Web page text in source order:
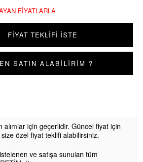
FIYATLARLA
FIYAT TEKLIFI İSTE
SATIN ALABİLİRİM ?
alımlar için geçerlidir. Güncel fiyat için
özel fiyat teklifi alabilirsiniz.
ve satışa sunulan tüm